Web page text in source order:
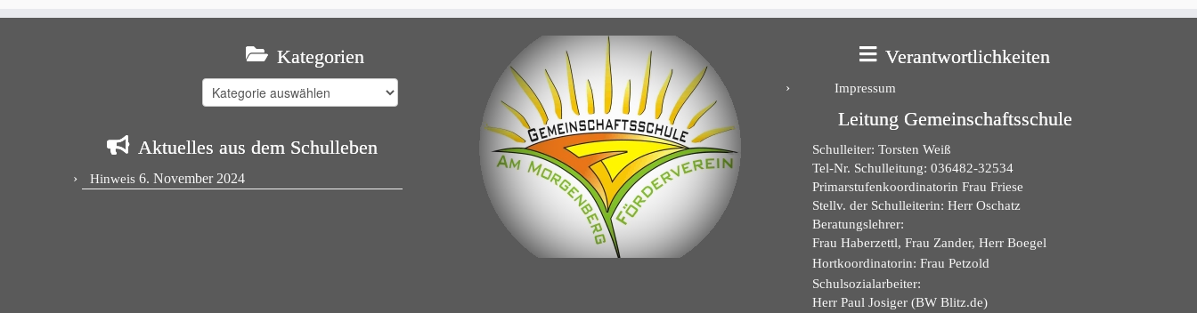
Kategorien
Kategorien
Aktuelles aus dem Schulleben
Hinweis 6. November 2024
Verantwortlichkeiten
Impressum
Leitung Gemeinschaftsschule
Schulleiter: Torsten Weiß
Tel-Nr. Schulleitung: 036482-32534
Primarstufenkoordinatorin Frau Friese
Stellv. der Schulleiterin: Herr Oschatz
Beratungslehrer:
Frau Haberzettl, Frau Zander, Herr Boegel
Hortkoordinatorin: Frau Petzold
Schulsozialarbeiter:
Herr Paul Josiger (BW Blitz.de)